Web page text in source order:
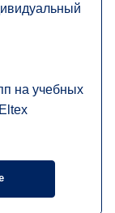
на учебных